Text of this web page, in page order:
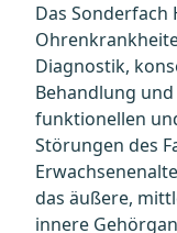
Das Sonderfach
Diagnostik,
Behandlung
funktionellen
Störungen des
das äußere,
innere